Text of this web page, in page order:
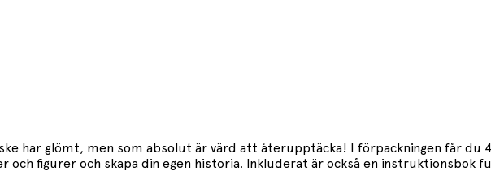
har glömt, men som absolut är värd att återupptäcka! I förpackningen får du
figurer och skapa din egen historia. Inkluderat är också en instruktionsbok